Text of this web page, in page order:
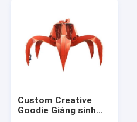
Custom Creative
Goodie Giáng sinh